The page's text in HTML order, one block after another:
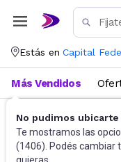
Estás en Capital
No pudimos ubicarte
Te mostramos las
(1406). Podés cambiar
quieras.
Más Vendidos
Accesorios para